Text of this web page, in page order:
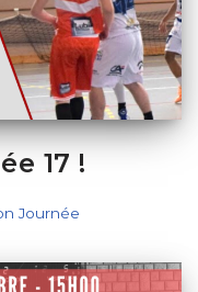
17 !
Journée